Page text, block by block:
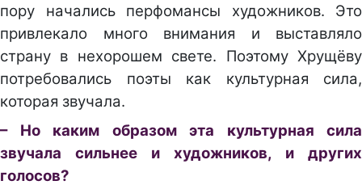
пору начались перфомансы художников. Это
привлекало много внимания и выставляло
страну в нехорошем свете. Поэтому Хрущёву
потребовались поэты как культурная сила,
которая звучала.
– Но каким образом эта культурная сила
звучала сильнее и художников, и других
голосов?